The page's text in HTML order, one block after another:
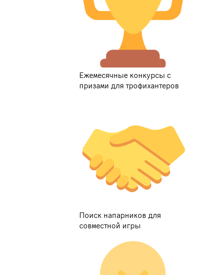
Ежемесячные конкурсы с
призами для трофихантеров
Поиск напарников для
совместной игры